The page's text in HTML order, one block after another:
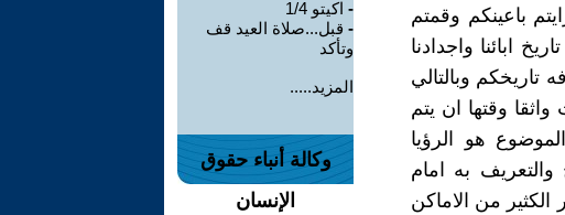
باعينكم وقمتم
ابائنا واجدادنا
تاريخكم وبالتالي
وقتها ان يتم
هو الرؤيا
والتعريف به امام
من الاماكن
- اكيتو 1/4
- قبل...صلاة العيد قف
وتأكد
المزيد.....
وكالة أنباء حقوق
الإنسان